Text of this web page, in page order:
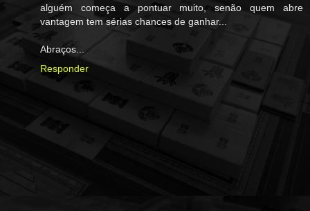
alguém começa a pontuar muito, senão quem abre
vantagem tem sérias chances de ganhar...
Abraços...
Responder